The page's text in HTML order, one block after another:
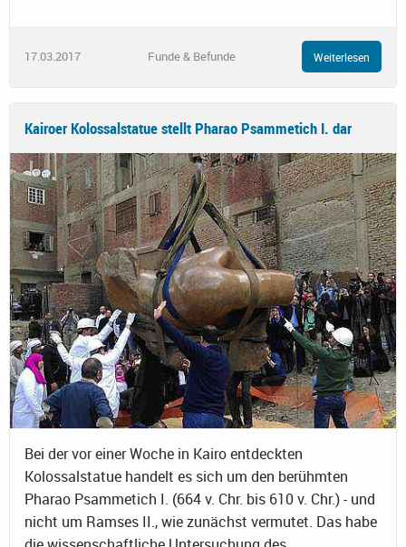
17.03.2017 Funde & Befunde Weiterlesen
Kairoer Kolossalstatue stellt Pharao Psammetich I. dar
Bei der vor einer Woche in Kairo entdeckten
Kolossalstatue handelt es sich um den berühmten
Pharao Psammetich I. (664 v. Chr. bis 610 v. Chr.) - und
nicht um Ramses II., wie zunächst vermutet. Das habe